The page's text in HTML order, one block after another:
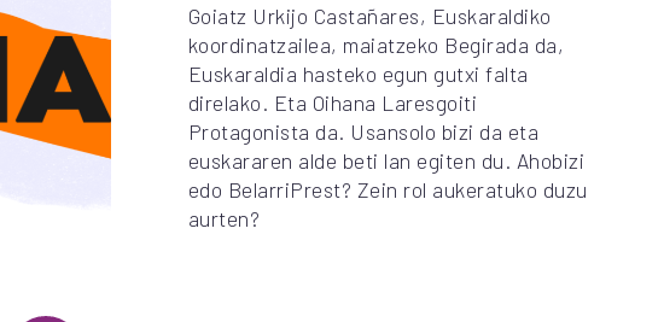
Goiatz Urkijo Castañares, Euskaraldiko
koordinatzailea, maiatzeko Begirada da,
Euskaraldia hasteko egun gutxi falta
direlako. Eta Oihana Laresgoiti
Protagonista da. Usansolo bizi da eta
euskararen alde beti lan egiten du. Ahobizi
edo BelarriPrest? Zein rol aukeratuko duzu
aurten?